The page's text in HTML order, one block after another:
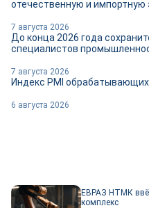
отечественную и импортную
7 августа 2026
До конца 2026 года
специалистов
7 августа 2026
Индекс PMI
6 августа 2026
ЕВРАЗ НТМК
комплекс